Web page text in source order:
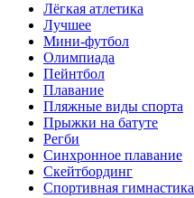
Лёгкая атлетика
Лучшее
Мини-футбол
Олимпиада
Пейнтбол
Плавание
Пляжные виды спорта
Прыжки на батуте
Регби
Синхронное плавание
Скейтбординг
Спортивная гимнастика